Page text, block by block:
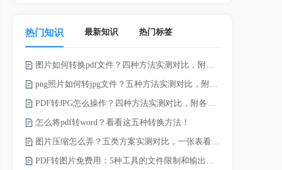
热门知识 最新知识 热门标签
图片如何转换pdf文件？四种方法实测对比，附各场景最优选！
png照片如何转jpg文件？五种方法实测对比，附各场景最优选!！
PDF转JPG怎么操作？四种方法实测对比，附各场景最优选！
怎么将pdf转word？看看这五种转换方法！
图片压缩怎么弄？五类方案实测对比，一张表看懂怎么选！
PDF转图片免费用：5种工具的文件限制和输出质量对比！